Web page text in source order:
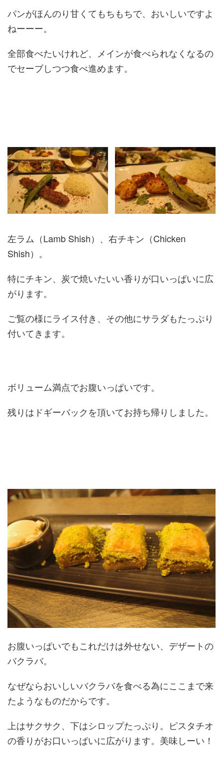
パンがほんのり甘くてもちもちで、おいしいですよ
ねーーー。
全部食べたいけれど、メインが食べられなくなるの
でセーブしつつ食べ進めます。
左ラム（Lamb Shish）、右チキン（Chicken
Shish）。
特にチキン、炭で焼いたいい香りが口いっぱいに広
がります。
ご覧の様にライス付き、その他にサラダもたっぷり
付いてきます。
ボリューム満点でお腹いっぱいです。
残りはドギーバックを頂いてお持ち帰りしました。
お腹いっぱいでもこれだけは外せない、デザートの
バクラバ。
なぜならおいしいバクラバを食べる為にここまで来
たようなものだからです。
上はサクサク、下はシロップたっぷり。ピスタチオ
の香りがお口いっぱいに広がります。美味しーい！